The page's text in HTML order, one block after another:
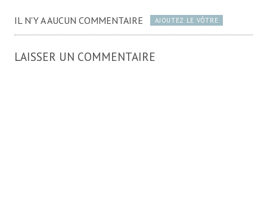
IL N'Y A AUCUN COMMENTAIRE AJOUTEZ LE VÔTRE
LAISSER UN COMMENTAIRE